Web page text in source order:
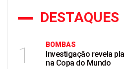
DESTAQUES
1 BOMBAS
Investigação revela
na Copa do Mundo